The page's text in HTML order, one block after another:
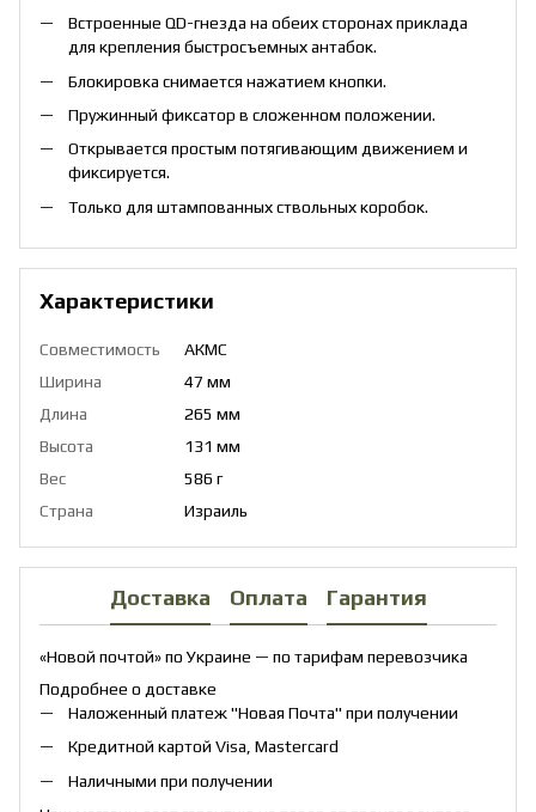
Встроенные QD-гнезда на обеих сторонах приклада
для крепления быстросъемных антабок.
Блокировка снимается нажатием кнопки.
Пружинный фиксатор в сложенном положении.
Открывается простым потягивающим движением и
фиксируется.
Только для штампованных ствольных коробок.
Характеристики
Совместимость
АКМС
Ширина
47 мм
Длина
265 мм
Высота
131 мм
Вес
586 г
Страна
Израиль
Доставка Оплата Гарантия
«Новой почтой» по Украине — по тарифам перевозчика
Подробнее о доставке
Наложенный платеж "Новая Почта" при получении
Кредитной картой Visa, Mastercard
Наличными при получении